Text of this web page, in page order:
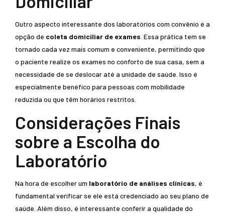
Outro aspecto interessante dos laboratórios com convênio é a
opção de coleta domiciliar de exames . Essa prática tem se
tornado cada vez mais comum e conveniente, permitindo que
o paciente realize os exames no conforto de sua casa, sem a
necessidade de se deslocar até a unidade de saúde. Isso é
especialmente benéfico para pessoas com mobilidade
reduzida ou que têm horários restritos.
Considerações Finais
sobre a Escolha do
Laboratório
Na hora de escolher um laboratório de análises clínicas, é
fundamental verificar se ele está credenciado ao seu plano de
saúde. Além disso, é interessante conferir a qualidade do